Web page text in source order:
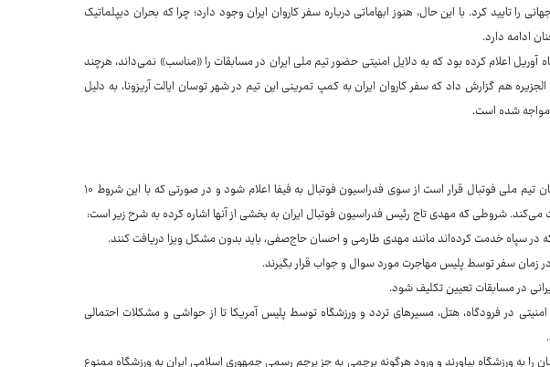
را تایید کرد. با این حال، هنوز ابهاماتی درباره سفر کاروان ایران وجود دارد؛ چرا که بحران دیپلماتیک
ادامه دارد.
آوریل اعلام کرده بود که به دلایل امنیتی حضور تیم ملی ایران در مسابقات را «مناسب» نمی‌داند، هرچند
هم گزارش داد که سفر کاروان ایران به کمپ تمرینی این تیم در شهر توسان ایالت آریزونا، به دلیل
مواجه شده است.
خطوط قرمز ایران برای آمریکا به عنوان میزبان تیم ملی فوتبال قرار است از سوی فدراسیون فوتبال به فیفا اعلام شود و در صورتی که با این شروط ۱۰
شروطی که مهدی تاج رئیس فدراسیون فوتبال ایران به بخشی از آنها اشاره کرده به شرح زیر است:
که در سپاه خدمت کرده‌اند مانند مهدی طارمی و احسان حاج‌صفی، باید بدون مشکل ویزا دریافت کنند.
در زمان سفر توسط پلیس مهاجرت مورد سوال و جواب قرار بگیرند.
در مسابقات تعیین تکلیف شود.
در فرودگاه، هتل، مسیرهای تردد و ورزشگاه توسط پلیس آمریکا تا از حواشی و مشکلات احتمالی